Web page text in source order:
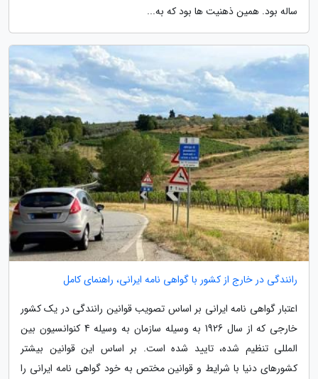
ساله بود. همین ذهنیت ها بود که به...
رانندگی در خارج از کشور با گواهی نامه ایرانی، راهنمای کامل
اعتبار گواهی نامه ایرانی بر اساس تصویب قوانین رانندگی در یک کشور
خارجی که از سال 1926 به وسیله سازمان به وسیله 4 کنوانسیون بین
المللی تنظیم شده، تایید شده است. بر اساس این قوانین بیشتر
کشورهای دنیا با شرایط و قوانین مختص به خود گواهی نامه ایرانی را